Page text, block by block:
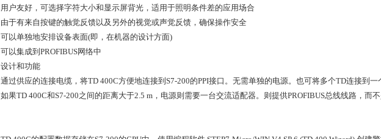
用户友好，可选择字符大小和显示屏背光，适用于照明条件差的应用场合
由于有来自按键的触觉反馈以及另外的视觉或声觉反馈，确保操作安全
可以单独地安排设备表面(即，在机器的设计方面)
可以集成到PROFIBUS网络中
设计和功能
通过供应的连接电缆，将TD 400C方便地连接到S7-200的PPI接口。无需单独的电源。也可将多个TD连接到一
如果TD 400C和S7-200之间的距离大于2.5 m，电源则需要一台交流适配器。则提供PROFIBUS总线线路，而不